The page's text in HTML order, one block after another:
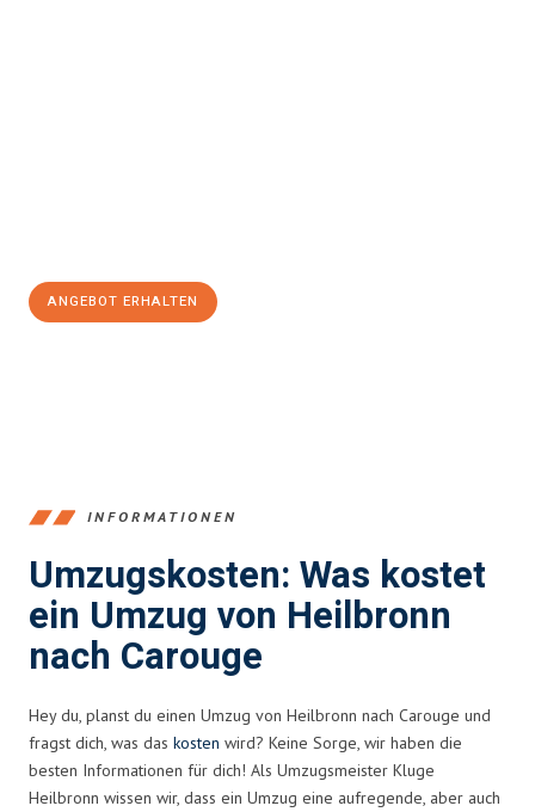
ANGEBOT ERHALTEN
INFORMATIONEN
Umzugskosten: Was kostet
ein Umzug von Heilbronn
nach Carouge
Hey du, planst du einen Umzug von Heilbronn nach Carouge und
fragst dich, was das kosten wird? Keine Sorge, wir haben die
besten Informationen für dich! Als Umzugsmeister Kluge
Heilbronn wissen wir, dass ein Umzug eine aufregende, aber auch